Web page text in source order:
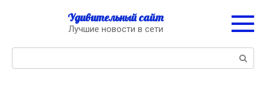
Удивительный сайт
Лучшие новости в сети